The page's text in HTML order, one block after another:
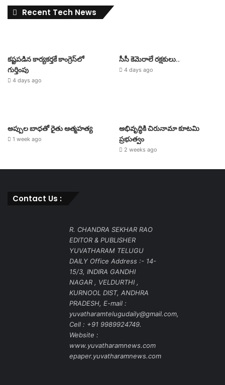
Recent Tech News
కష్టపడిన కార్యకర్తకే కాంగ్రెస్‌లో
గుర్తింపు
4 days ago
సీసీ కెమెరాలే రక్షకులు..
4 days ago
అప్పుల బాధతో రైతు ఆత్మహత్య
1 week ago
అభివృద్ధికి చిరునామా కూటమి
ప్రభుత్వం
2 weeks ago
Contact Us :
R. CHANDRA SEKHAR RAO
EDITOR & PUBLISHER
YUVATHARAM TELUGU
DAILY Office Address :- 14-
15/3, INDIRA GANDHI
NAGAR , VELDURTHI ,
KURNOOL DIST, ANDHRA
PRADESH, E-mail :
yuvatharamtelugudaily@gmail.com,
Cell : +91 9989924749.
Website :
www.yuvatharamnews.com
epaper.yuvatharamnews.com